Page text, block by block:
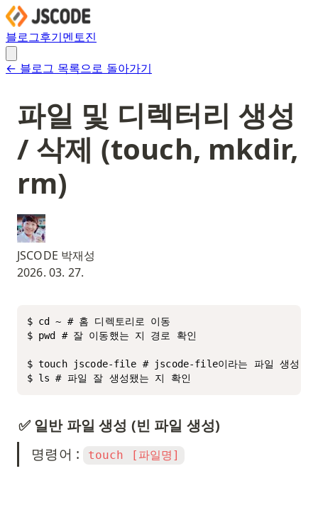
블로그후기멘토진
← 블로그 목록으로 돌아가기
파일 및 디렉터리 생성
/ 삭제 (touch, mkdir,
rm)
JSCODE 박재성
2026. 03. 27.
$ cd ~ # 홈 디렉토리로 이동
$ pwd # 잘 이동했는 지 경로 확인
$ touch jscode-file # jscode-file이라는 파일 생성
$ ls # 파일 잘 생성됐는 지 확인
✅ 일반 파일 생성 (빈 파일 생성)
명령어 :
touch [파일명]